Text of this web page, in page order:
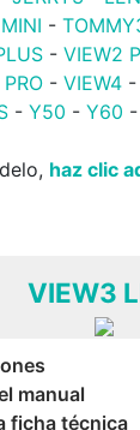
-
- VIEW2
- VIEW4-
- Y50 - Y60 -
haz clic
VIEW3
manual
ficha técnica